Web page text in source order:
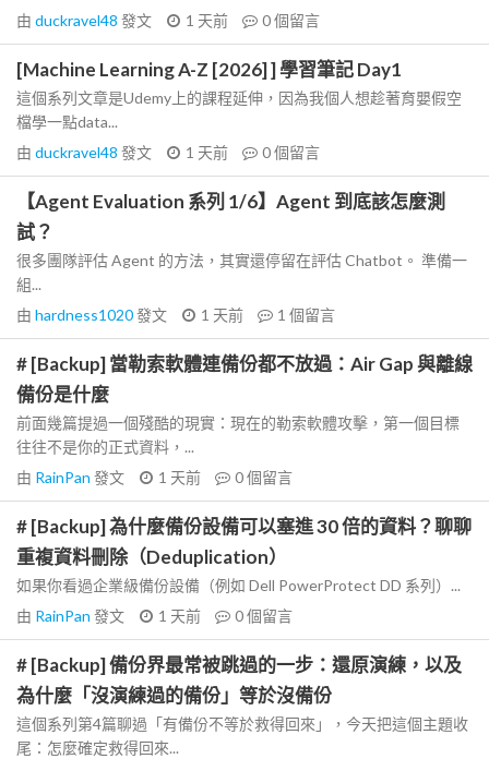
由 duckravel48 發文 1 天前 0個留言
[Machine Learning A-Z [2026] ] 學習筆記 Day1
這個系列文章是Udemy上的課程延伸，因為我個人想趁著育嬰假空
檔學一點data...
由 duckravel48 發文 1 天前 0個留言
【Agent Evaluation 系列 1/6】Agent 到底該怎麼測
試？
很多團隊評估 Agent 的方法，其實還停留在評估 Chatbot。 準備一
組...
由 hardness1020發文 1 天前 1 個留言
# [Backup] 當勒索軟體連備份都不放過：Air Gap 與離線
備份是什麼
前面幾篇提過一個殘酷的現實：現在的勒索軟體攻擊，第一個目標
往往不是你的正式資料，...
由 RainPan 發文 1 天前 0個留言
# [Backup] 為什麼備份設備可以塞進 30 倍的資料？聊聊
重複資料刪除（Deduplication）
如果你看過企業級備份設備（例如 Dell PowerProtect DD 系列）...
由 RainPan 發文 1 天前 0個留言
# [Backup] 備份界最常被跳過的一步：還原演練，以及
為什麼「沒演練過的備份」等於沒備份
這個系列第4篇聊過「有備份不等於救得回來」，今天把這個主題收
尾：怎麼確定救得回來...